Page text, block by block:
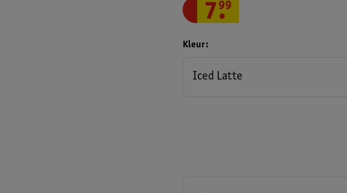
7.
99
Kleur
Iced Latte